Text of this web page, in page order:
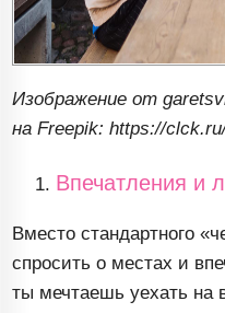
Изображение от
на Freepik: https://
Впечатления и
Вместо стандартного
спросить о местах и
ты мечтаешь уехать на